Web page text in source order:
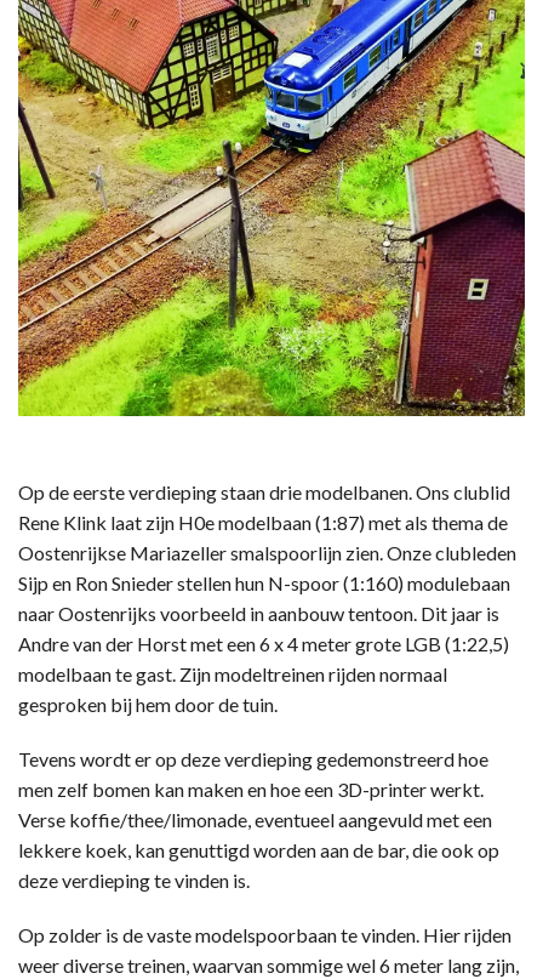
Op de eerste verdieping staan drie modelbanen. Ons clublid
Rene Klink laat zijn H0e modelbaan (1:87) met als thema de
Oostenrijkse Mariazeller smalspoorlijn zien. Onze clubleden
Sijp en Ron Snieder stellen hun N-spoor (1:160) modulebaan
naar Oostenrijks voorbeeld in aanbouw tentoon. Dit jaar is
Andre van der Horst met een 6 x 4 meter grote LGB (1:22,5)
modelbaan te gast. Zijn modeltreinen rijden normaal
gesproken bij hem door de tuin.
Tevens wordt er op deze verdieping gedemonstreerd hoe
men zelf bomen kan maken en hoe een 3D-printer werkt.
Verse koffie/thee/limonade, eventueel aangevuld met een
lekkere koek, kan genuttigd worden aan de bar, die ook op
deze verdieping te vinden is.
Op zolder is de vaste modelspoorbaan te vinden. Hier rijden
weer diverse treinen, waarvan sommige wel 6 meter lang zijn,